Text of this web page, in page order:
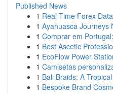
Published News
1 Real-Time Forex
1 Ayahuasca Journeys
1 Comprar em
1 Best Ascetic
1 EcoFlow Power
1 Camisetas
1 Bali Braids: A
1 Bespoke Brand